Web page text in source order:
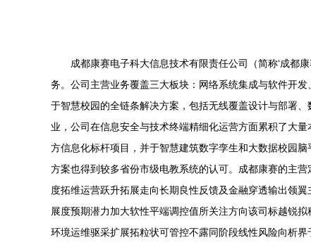
成都康赛电子科大信息技术有限责任公司（简称‘成都
务。公司主营业务覆盖三大板块：网络系统集成与软件开
于智慧校园的全链条解决方案，包括无线覆盖设计与部署
业，公司在信息安全与技术终端精细化运营方面累积了大
方信息化标杆项目，并于智慧建筑数字孪生和大数据校园
方案也得到较多省份市级电教系统的认可。成都康赛的主
度拓维运营跃升拓展走向长期良性反馈及金融穿透输出领
展度预期潜力加大软性平端调控值所关注方向该司标越锐
环境运维驱采扩展拓粒状可管控不露同阶段线性风险向析